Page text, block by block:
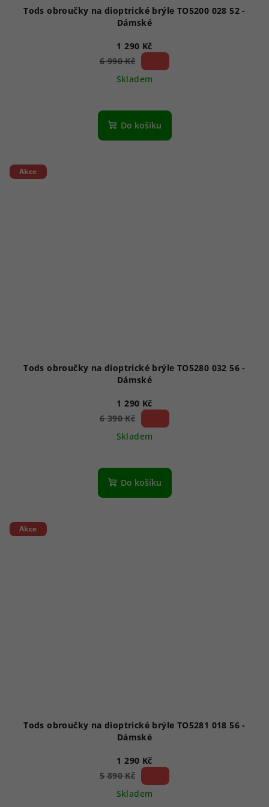
Tods obroučky na dioptrické brýle TO5200 028 52 -
Dámské
1 290 Kč
6 990 Kč
Skladem
Do košíku
Akce
Tods obroučky na dioptrické brýle TO5280 032 56 -
Dámské
1 290 Kč
6 390 Kč
Skladem
Do košíku
Akce
Tods obroučky na dioptrické brýle TO5281 018 56 -
Dámské
1 290 Kč
5 890 Kč
Skladem